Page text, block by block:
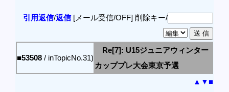
引用返信/返信[メール受信/OFF] 削除キー/
■53508 / inTopicNo.31)
Re[7]: U15ジュニアウィンター
カッププレ大会東京予選
▲ ▼■